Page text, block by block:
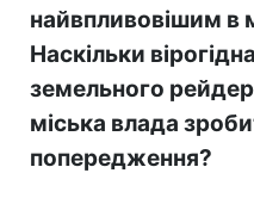
найвпливовішим в
Наскільки
земельного
міська влада
попередження?